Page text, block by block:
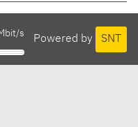
Powered by SNT
s